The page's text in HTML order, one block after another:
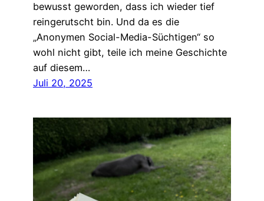
bewusst geworden, dass ich wieder tief
reingerutscht bin. Und da es die
„Anonymen Social-Media-Süchtigen“ so
wohl nicht gibt, teile ich meine Geschichte
auf diesem…
Juli 20, 2025